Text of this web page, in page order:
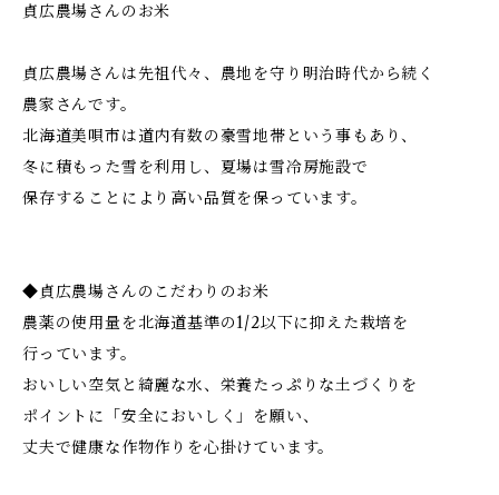
貞広農場さんのお米
貞広農場さんは先祖代々、農地を守り明治時代から続く
農家さんです。
北海道美唄市は道内有数の豪雪地帯という事もあり、
冬に積もった雪を利用し、夏場は雪冷房施設で
保存することにより高い品質を保っています。
◆貞広農場さんのこだわりのお米
農薬の使用量を北海道基準の1/2以下に抑えた栽培を
行っています。
おいしい空気と綺麗な水、栄養たっぷりな土づくりを
ポイントに「安全においしく」を願い、
丈夫で健康な作物作りを心掛けています。